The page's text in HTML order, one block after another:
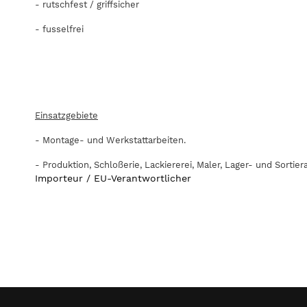
- rutschfest / griffsicher
- fusselfrei
Einsatzgebiete
- Montage- und Werkstattarbeiten.
- Produktion, Schloßerie, Lackiererei, Maler, Lager- und
Importeur / EU-Verantwortlicher